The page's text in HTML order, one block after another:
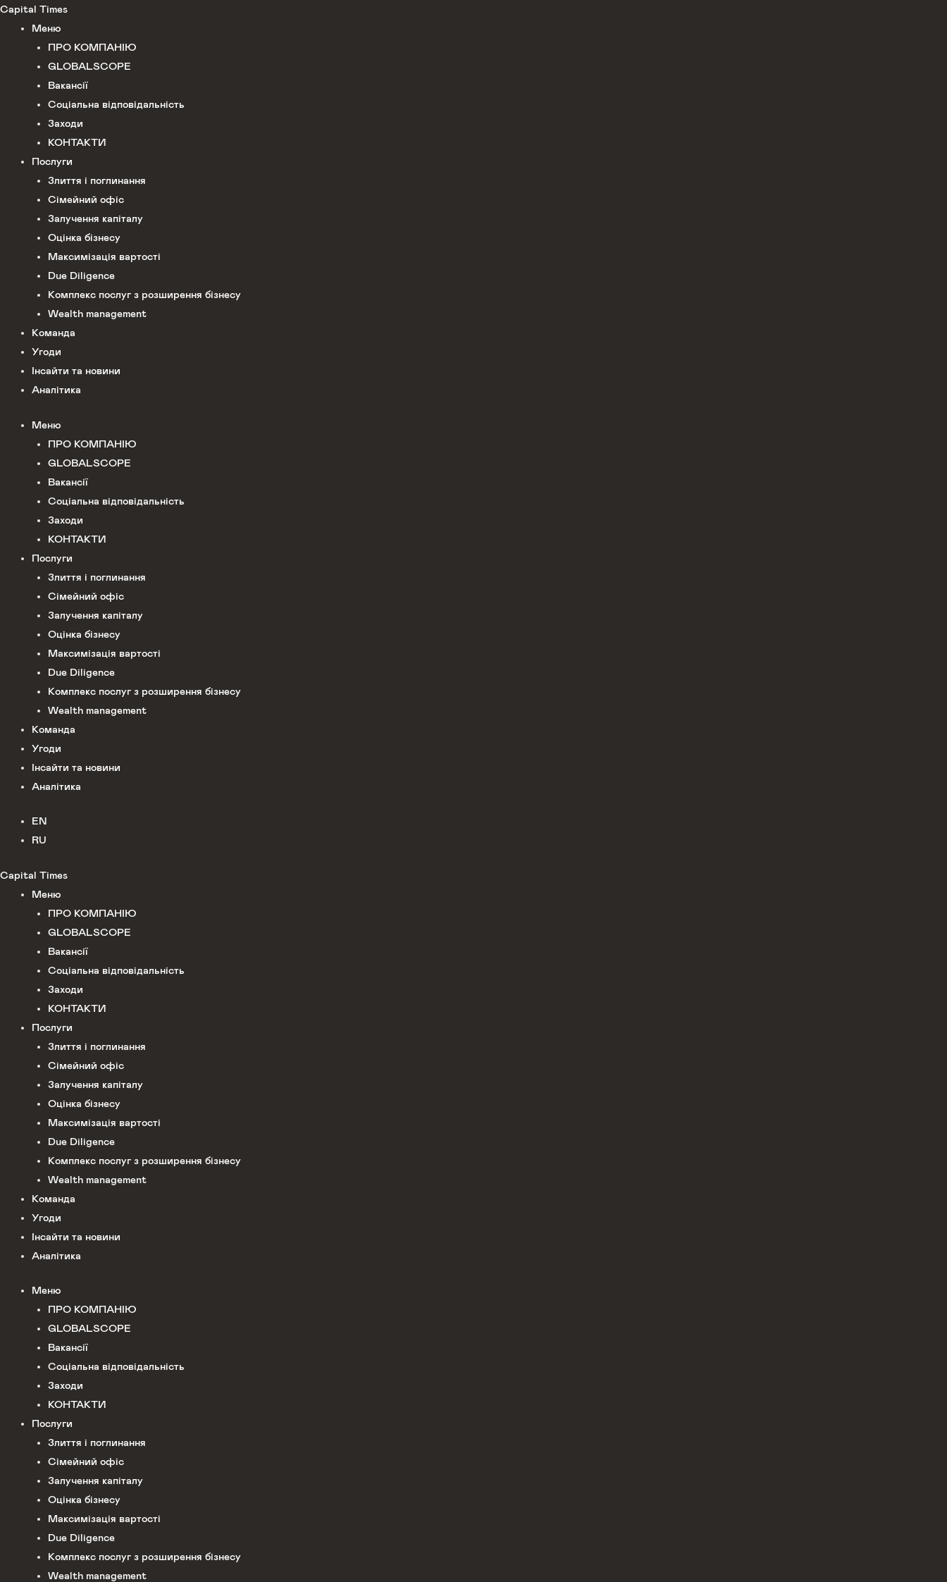
Перейти
Capital Times
Меню
ПРО КОМПАНІЮ
GLOBALSCOPE
Вакансії
Соціальна відповідальність
Заходи
КОНТАКТИ
Послуги
Злиття і поглинання
Сімейний офіс
Залучення капіталу
Оцінка бізнесу
Максимізація вартості
Due Diligence
Комплекс послуг з розширення бізнесу
Wealth management
Команда
Угоди
Інсайти та новини
Аналітика
Меню
ПРО КОМПАНІЮ
GLOBALSCOPE
Вакансії
Соціальна відповідальність
Заходи
КОНТАКТИ
Послуги
Злиття і поглинання
Сімейний офіс
Залучення капіталу
Оцінка бізнесу
Максимізація вартості
Due Diligence
Комплекс послуг з розширення бізнесу
Wealth management
Команда
Угоди
Інсайти та новини
Аналітика
EN
RU
Capital Times
Меню
ПРО КОМПАНІЮ
GLOBALSCOPE
Вакансії
Соціальна відповідальність
Заходи
КОНТАКТИ
Послуги
Злиття і поглинання
Сімейний офіс
Залучення капіталу
Оцінка бізнесу
Максимізація вартості
Due Diligence
Комплекс послуг з розширення бізнесу
Wealth management
Команда
Угоди
Інсайти та новини
Аналітика
Меню
ПРО КОМПАНІЮ
GLOBALSCOPE
Вакансії
Соціальна відповідальність
Заходи
КОНТАКТИ
Послуги
Злиття і поглинання
Сімейний офіс
Залучення капіталу
Оцінка бізнесу
Максимізація вартості
Due Diligence
Комплекс послуг з розширення бізнесу
Wealth management